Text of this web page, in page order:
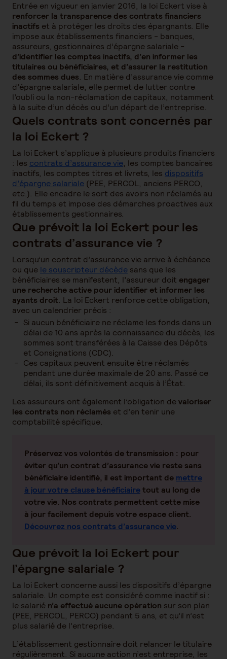
Entrée en vigueur en janvier 2016, la loi Eckert vise à
renforcer la transparence des contrats financiers
inactifs et à protéger les droits des épargnants. Elle
impose aux établissements financiers - banques,
assureurs, gestionnaires d’épargne salariale -
d’identifier les comptes inactifs, d’en informer les
titulaires ou bénéficiaires, et d’assurer la restitution
des sommes dues. En matière d’assurance vie comme
d’épargne salariale, elle permet de lutter contre
l’oubli ou la non-réclamation de capitaux, notamment
à la suite d’un décès ou d’un départ de l’entreprise.
Quels contrats sont concernés par
la loi Eckert ?
La loi Eckert s’applique à plusieurs produits financiers
: les contrats d’assurance vie, les comptes bancaires
inactifs, les comptes titres et livrets, les dispositifs
d’épargne salariale (PEE, PERCOL, anciens PERCO,
etc.). Elle encadre le sort des avoirs non réclamés au
fil du temps et impose des démarches proactives aux
établissements gestionnaires.
Que prévoit la loi Eckert pour les
contrats d’assurance vie ?
Lorsqu’un contrat d’assurance vie arrive à échéance
ou que le souscripteur décède sans que les
bénéficiaires se manifestent, l’assureur doit engager
une recherche active pour identifier et informer les
ayants droit. La loi Eckert renforce cette obligation,
avec un calendrier précis :
Si aucun bénéficiaire ne réclame les fonds dans un
délai de 10 ans après la connaissance du décès, les
sommes sont transférées à la Caisse des Dépôts
et Consignations (CDC).
Ces capitaux peuvent ensuite être réclamés
pendant une durée maximale de 20 ans. Passé ce
délai, ils sont définitivement acquis à l’État.
Les assureurs ont également l’obligation devaloriser
les contrats non réclamés et d’en tenir une
comptabilité spécifique.
Préservez vos volontés de transmission : pour
éviter qu’un contrat d’assurance vie reste sans
bénéficiaire identifié, il est important de mettre
à jour votre clause bénéficiairetout au long de
votre vie. Nos contrats permettent cette mise
à jour facilement depuis votre espace client.
Découvrez nos contrats d’assurance vie.
Que prévoit la loi Eckert pour
l’épargne salariale ?
La loi Eckert concerne aussi les dispositifs d’épargne
salariale. Un compte est considéré comme inactif si :
le salarié n’a effectué aucune opération sur son plan
(PEE, PERCOL, PERCO) pendant 5 ans, et qu’il n’est
plus salarié de l’entreprise.
L’établissement gestionnaire doit relancer le titulaire
régulièrement. Si aucune action n’est entreprise, les